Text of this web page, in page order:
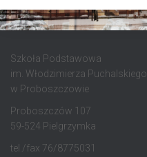
Szkoła Podstawowa
im. Włodzimierza Puchalskiego
w Proboszczowie
Proboszczów 107
59-524 Pielgrzymka
tel./fax 76/8775031